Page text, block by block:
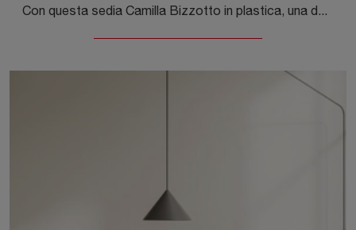
Con questa sedia Camilla Bizzotto in plastica, una delle nostre sedute impilabili moderne, potrai valorizzare i tuoi locali.